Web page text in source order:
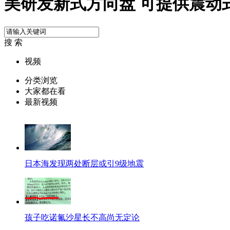
美研发新式方向盘 可提供震动
搜 索
视频
分类浏览
大家都在看
最新视频
日本海发现两处断层或引9级地震
孩子吃诺氟沙星长不高尚无定论